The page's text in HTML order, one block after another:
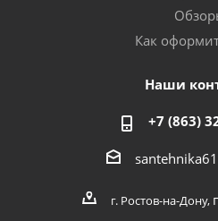
Как
Наши
+7 (863)
г. Ростов-на-Дону,